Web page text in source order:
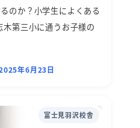
のか？小学生によくある
第三小に通うお子様の
年6月23日
富士見羽沢校舎